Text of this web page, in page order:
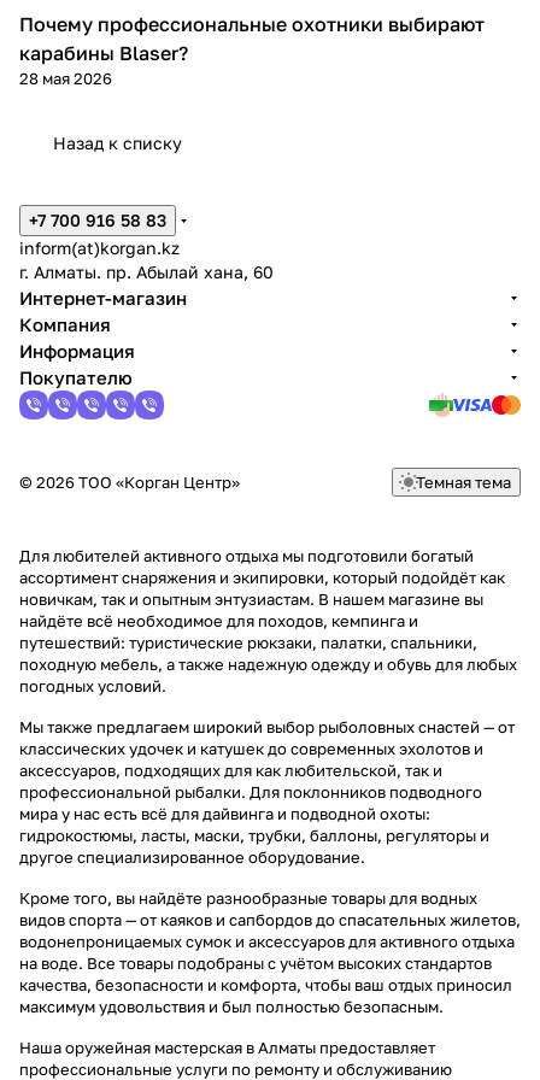
Blaser
Почему профессиональные охотники выбирают
карабины Blaser?
28 мая 2026
Назад к списку
+7 700 916 58 83
inform(at)korgan.kz
г. Алматы. пр. Абылай хана, 60
Интернет-магазин
Компания
Информация
Покупателю
© 2026 ТОО «Корган Центр» Темная тема
Для любителей активного отдыха мы подготовили богатый
ассортимент снаряжения и экипировки, который подойдёт как
новичкам, так и опытным энтузиастам. В нашем магазине вы
найдёте всё необходимое для походов, кемпинга и
путешествий: туристические рюкзаки, палатки, спальники,
походную мебель, а также надежную одежду и обувь для любых
погодных условий.
Мы также предлагаем широкий выбор рыболовных снастей — от
классических удочек и катушек до современных эхолотов и
аксессуаров, подходящих для как любительской, так и
профессиональной рыбалки. Для поклонников подводного
мира у нас есть всё для дайвинга и подводной охоты:
гидрокостюмы, ласты, маски, трубки, баллоны, регуляторы и
другое специализированное оборудование.
Кроме того, вы найдёте разнообразные товары для водных
видов спорта — от каяков и сапбордов до спасательных жилетов,
водонепроницаемых сумок и аксессуаров для активного отдыха
на воде. Все товары подобраны с учётом высоких стандартов
качества, безопасности и комфорта, чтобы ваш отдых приносил
максимум удовольствия и был полностью безопасным.
Наша оружейная мастерская в Алматы предоставляет
профессиональные услуги по ремонту и обслуживанию